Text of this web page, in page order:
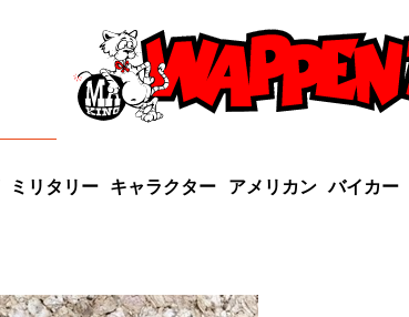
ミリタリー キャラクター アメリカン バイカー